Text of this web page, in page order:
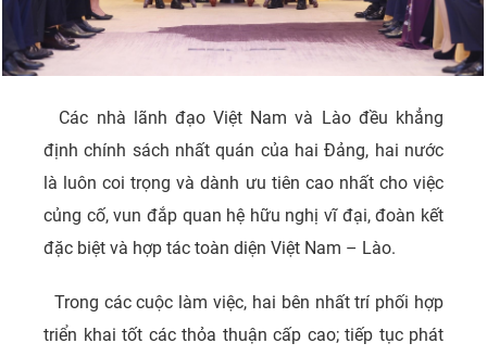
Các nhà lãnh đạo Việt Nam và Lào đều khẳng
định chính sách nhất quán của hai Đảng, hai nước
là luôn coi trọng và dành ưu tiên cao nhất cho việc
củng cố, vun đắp quan hệ hữu nghị vĩ đại, đoàn kết
đặc biệt và hợp tác toàn diện Việt Nam – Lào.
Trong các cuộc làm việc, hai bên nhất trí phối hợp
triển khai tốt các thỏa thuận cấp cao; tiếp tục phát